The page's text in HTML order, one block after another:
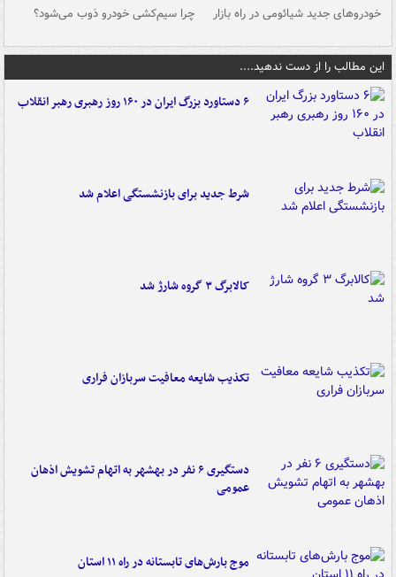
خودروهای جدید شیائومی در راه بازار چرا سیم‌کشی خودرو ذوب می‌شود؟
این مطالب را از دست ندهید....
۶ دستاورد بزرگ ایران در ۱۶۰ روز رهبری رهبر انقلاب
شرط جدید برای بازنشستگی اعلام شد
کالابرگ ۳ گروه شارژ شد
تکذیب شایعه معافیت سربازان فراری
دستگیری ۶ نفر در بهشهر به اتهام تشویش اذهان
عمومی
موج بارش‌های تابستانه در راه ۱۱ استان